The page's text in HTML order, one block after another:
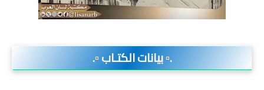
.▫️ بيانات الكتـاب ▫️.